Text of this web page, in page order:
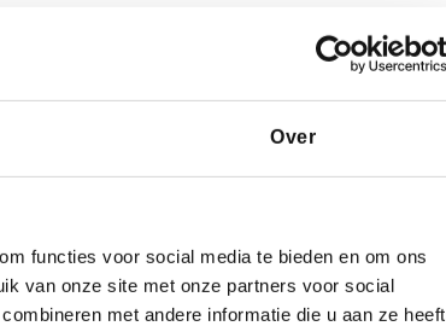
Over
functies voor social media te bieden en om ons
van onze site met onze partners voor social
met andere informatie die u aan ze heeft
tot
en het
de
uur
als het
Selamat